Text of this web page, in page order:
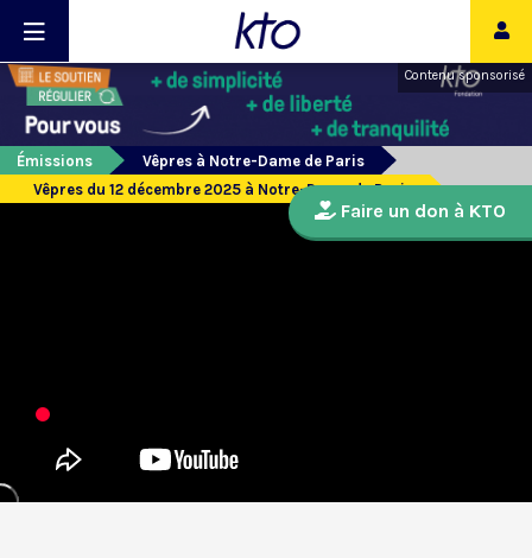
Contenu sponsorisé
Émissions
Vêpres à Notre-Dame de Paris
Vêpres du 12 décembre 2025 à Notre-Dame de Paris
Faire un don à KTO